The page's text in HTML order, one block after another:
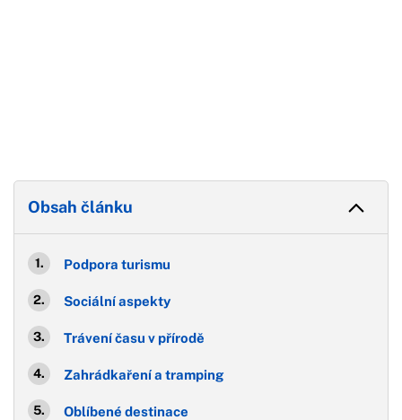
Obsah článku
Podpora turismu
Sociální aspekty
Trávení času v přírodě
Zahrádkaření a tramping
Oblíbené destinace